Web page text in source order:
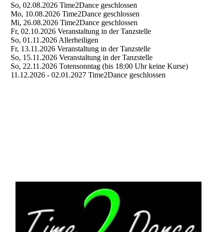
So, 02.08.2026 Time2Dance geschlossen
Mo, 10.08.2026 Time2Dance geschlossen
Mi, 26.08.2026 Time2Dance geschlossen
Fr, 02.10.2026 Veranstaltung in der Tanzstelle
So, 01.11.2026 Allerheiligen
Fr, 13.11.2026 Veranstaltung in der Tanzstelle
So, 15.11.2026 Veranstaltung in der Tanzstelle
So, 22.11.2026 Totensonntag (bis 18:00 Uhr keine Kurse)
11.12.2026 - 02.01.2027 Time2Dance geschlossen